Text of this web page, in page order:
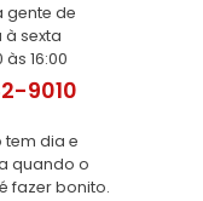
gente de
sexta
às 16:00
9010
tem dia e
quando o
fazer bonito.